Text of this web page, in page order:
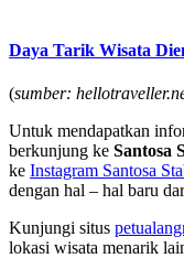
Daya Tarik Wisata
(sumber:
Untuk mendapatkan
berkunjung ke Santosa
ke Instagram Santosa
dengan hal – hal baru
Kunjungi situs
lokasi wisata menarik